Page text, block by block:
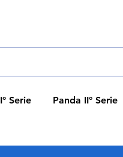
Serie Panda II° Serie